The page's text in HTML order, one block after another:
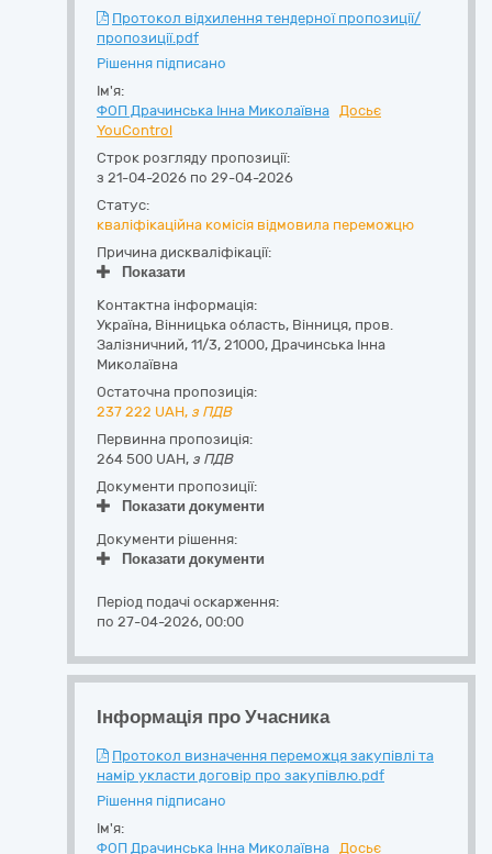
Протокол відхилення тендерної пропозиції/
пропозиції.pdf
Рішення підписано
Ім'я:
ФОП Драчинська Інна Миколаївна Досьє
YouControl
Строк розгляду пропозиції:
з 21-04-2026 по 29-04-2026
Статус:
кваліфікаційна комісія відмовила переможцю
Причина дискваліфікації:
Показати
Контактна інформація:
Україна, Вінницька область, Вінниця, пров.
Залізничний, 11/3, 21000, Драчинська Інна
Миколаївна
Остаточна пропозиція:
237 222 UAH, з ПДВ
Первинна пропозиція:
264 500 UAH, з ПДВ
Документи пропозиції:
Показати документи
Документи рішення:
Показати документи
Період подачі оскарження:
по 27-04-2026, 00:00
Інформація про Учасника
Протокол визначення переможця закупівлі та
намір укласти договір про закупівлю.pdf
Рішення підписано
Ім'я:
ФОП Драчинська Інна Миколаївна Досьє